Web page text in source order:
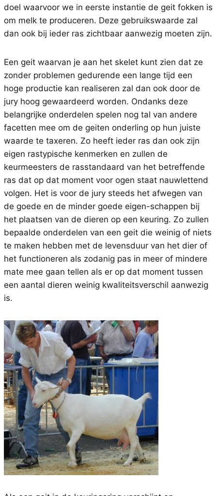
doel waarvoor we in eerste instantie de geit fokken is
om melk te produceren. Deze gebruikswaarde zal
dan ook bij ieder ras zichtbaar aanwezig moeten zijn.
Een geit waarvan je aan het skelet kunt zien dat ze
zonder problemen gedurende een lange tijd een
hoge productie kan realiseren zal dan ook door de
jury hoog gewaardeerd worden. Ondanks deze
belangrijke onderdelen spelen nog tal van andere
facetten mee om de geiten onderling op hun juiste
waarde te taxeren. Zo heeft ieder ras dan ook zijn
eigen rastypische kenmerken en zullen de
keurmeesters de rasstandaard van het betreffende
ras dat op dat moment voor ogen staat nauwlettend
volgen. Het is voor de jury steeds het afwegen van
de goede en de minder goede eigen-schappen bij
het plaatsen van de dieren op een keuring. Zo zullen
bepaalde onderdelen van een geit die weinig of niets
te maken hebben met de levensduur van het dier of
het functioneren als zodanig pas in meer of mindere
mate mee gaan tellen als er op dat moment tussen
een aantal dieren weinig kwaliteitsverschil aanwezig
is.